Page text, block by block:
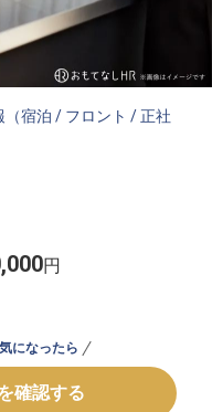
コラム
ートに申し込む
の企業様へ
（宿泊 / フロント /正社
円
になったら
確認する